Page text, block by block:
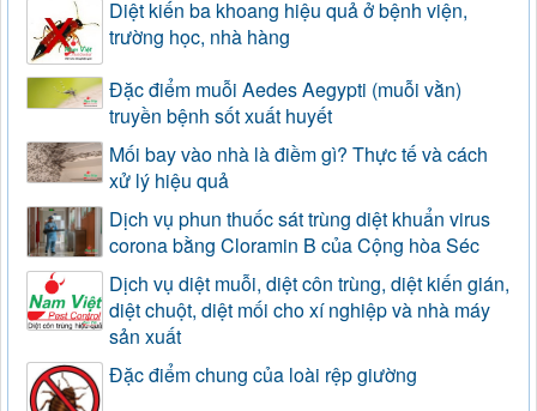
Diệt kiến ba khoang hiệu quả ở bệnh viện,
trường học, nhà hàng
Đặc điểm muỗi Aedes Aegypti (muỗi vằn)
truyền bệnh sốt xuất huyết
Mối bay vào nhà là điềm gì? Thực tế và cách
xử lý hiệu quả
Dịch vụ phun thuốc sát trùng diệt khuẩn virus
corona bằng Cloramin B của Cộng hòa Séc
Dịch vụ diệt muỗi, diệt côn trùng, diệt kiến gián,
diệt chuột, diệt mối cho xí nghiệp và nhà máy
sản xuất
Đặc điểm chung của loài rệp giường